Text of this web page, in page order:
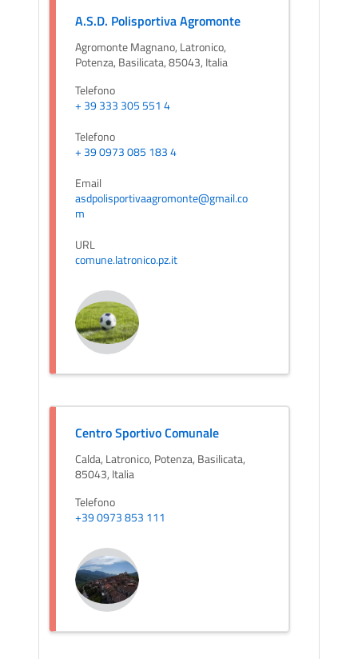
A.S.D. Polisportiva Agromonte
Agromonte Magnano, Latronico,
Potenza, Basilicata, 85043, Italia
Telefono
+ 39 333 305 551 4
Telefono
+ 39 0973 085 183 4
Email
asdpolisportivaagromonte@gmail.co
m
URL
comune.latronico.pz.it
Centro Sportivo Comunale
Calda, Latronico, Potenza, Basilicata,
85043, Italia
Telefono
+39 0973 853 111